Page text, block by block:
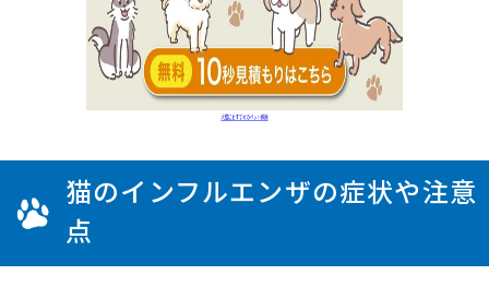
猫のインフルエンザの症状や注意
点